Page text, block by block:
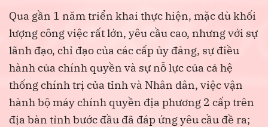
Qua gần 1 năm triển khai thực hiện, mặc dù khối
lượng công việc rất lớn, yêu cầu cao, nhưng với sự
lãnh đạo, chỉ đạo của các cấp ủy đảng, sự điều
hành của chính quyền và sự nỗ lực của cả hệ
thống chính trị của tỉnh và Nhân dân, việc vận
hành bộ máy chính quyền địa phương 2 cấp trên
địa bàn tỉnh bước đầu đã đáp ứng yêu cầu đề ra;